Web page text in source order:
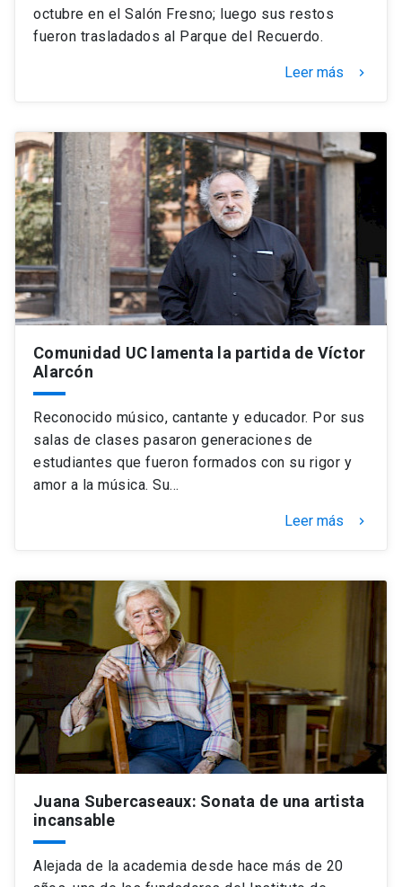
octubre en el Salón Fresno; luego sus restos
fueron trasladados al Parque del Recuerdo.
Leer más keyboard_arrow_right
Comunidad UC lamenta la partida de Víctor
Alarcón
Reconocido músico, cantante y educador. Por sus
salas de clases pasaron generaciones de
estudiantes que fueron formados con su rigor y
amor a la música. Su…
Leer más keyboard_arrow_right
Juana Subercaseaux: Sonata de una artista
incansable
Alejada de la academia desde hace más de 20